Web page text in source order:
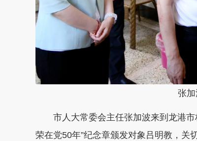
张加
市人大常委会主任张加波来到龙港
荣在党50年”纪念章颁发对象吕明教，关